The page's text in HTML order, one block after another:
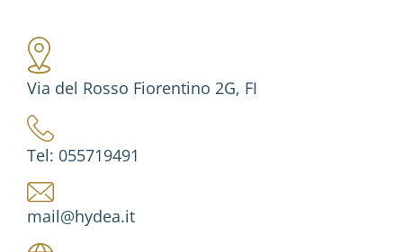
Via del Rosso Fiorentino 2G, FI
Tel: 055719491
mail@hydea.it